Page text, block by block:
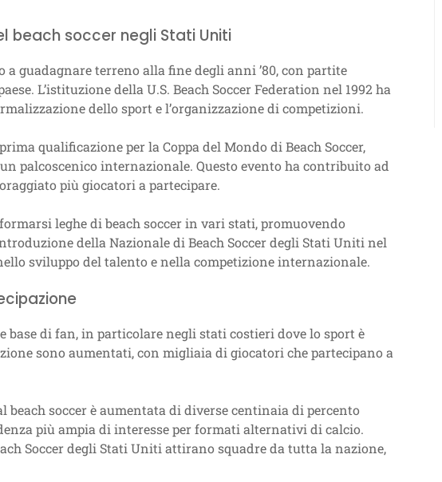
beach soccer negli Stati Uniti
guadagnare terreno alla fine degli anni ’80, con partite
L’istituzione della U.S. Beach Soccer Federation nel 1992 ha
dello sport e l’organizzazione di competizioni.
qualificazione per la Coppa del Mondo di Beach Soccer,
palcoscenico internazionale. Questo evento ha contribuito ad
più giocatori a partecipare.
leghe di beach soccer in vari stati, promuovendo
della Nazionale di Beach Soccer degli Stati Uniti nel
sviluppo del talento e nella competizione internazionale.
base di fan, in particolare negli stati costieri dove lo sport è
sono aumentati, con migliaia di giocatori che partecipano a
beach soccer è aumentata di diverse centinaia di percento
più ampia di interesse per formati alternativi di calcio.
Soccer degli Stati Uniti attirano squadre da tutta la nazione,